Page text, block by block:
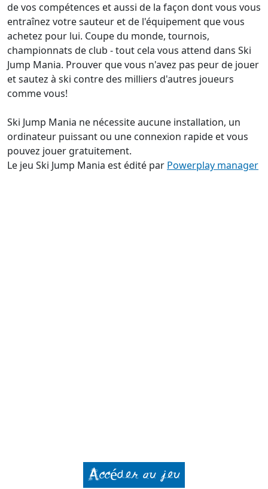
de vos compétences et aussi de la façon dont vous vous
entraînez votre sauteur et de l'équipement que vous
achetez pour lui. Coupe du monde, tournois,
championnats de club - tout cela vous attend dans Ski
Jump Mania. Prouver que vous n'avez pas peur de jouer
et sautez à ski contre des milliers d'autres joueurs
comme vous!
Ski Jump Mania ne nécessite aucune installation, un
ordinateur puissant ou une connexion rapide et vous
pouvez jouer gratuitement.
Le jeu Ski Jump Mania est édité par Powerplay manager
Accéder au jeu